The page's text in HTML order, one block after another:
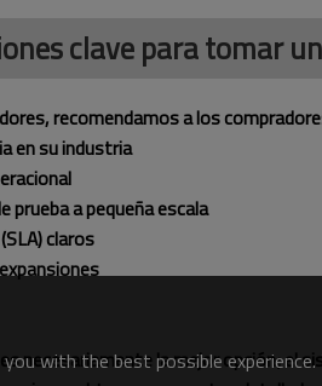
clave para tomar
recomendamos a los
en su industria
prueba a pequeña escala
claros
necesariamente la mejor opción;
with the best possible